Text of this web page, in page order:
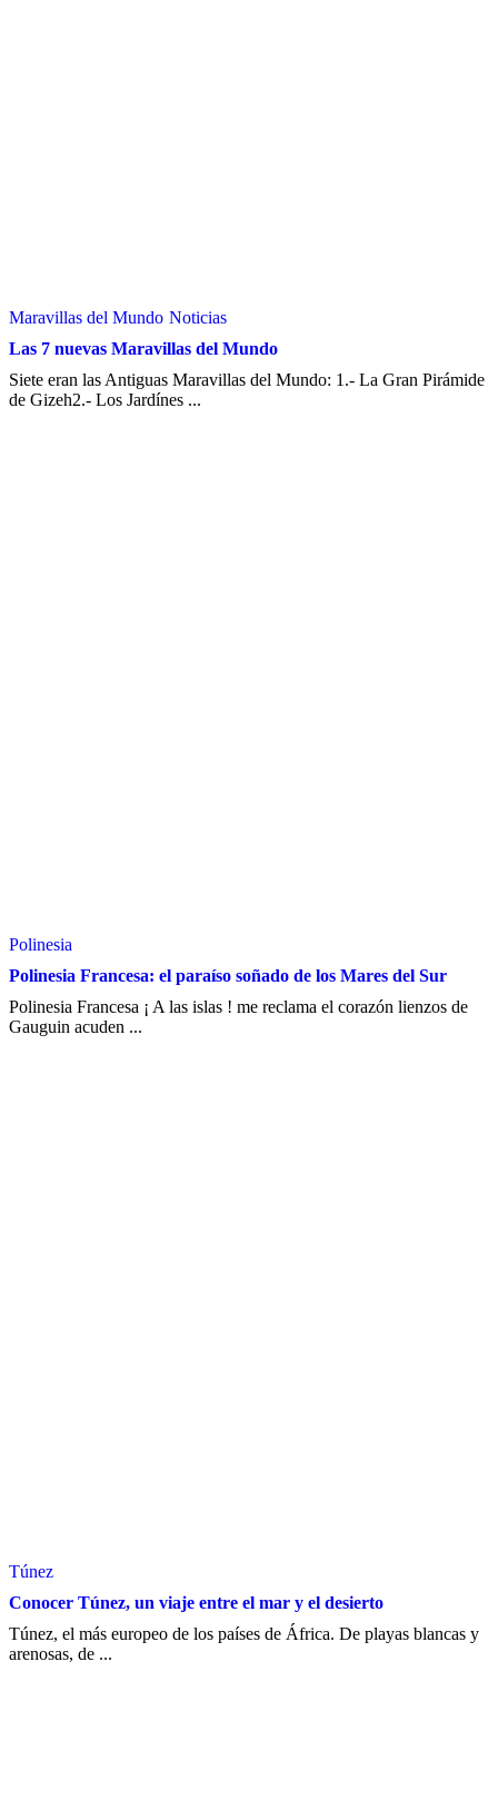
Maravillas del Mundo Noticias
Las 7 nuevas Maravillas del Mundo
Siete eran las Antiguas Maravillas del Mundo: 1.- La Gran Pirámide
de Gizeh2.- Los Jardínes ...
Polinesia
Polinesia Francesa: el paraíso soñado de los Mares del Sur
Polinesia Francesa ¡ A las islas ! me reclama el corazón lienzos de
Gauguin acuden ...
Túnez
Conocer Túnez, un viaje entre el mar y el desierto
Túnez, el más europeo de los países de África. De playas blancas y
arenosas, de ...